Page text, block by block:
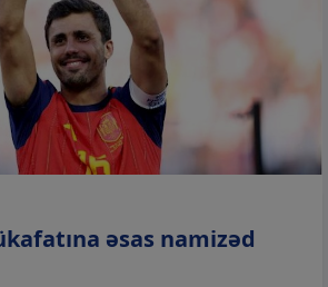
əsas namizəd